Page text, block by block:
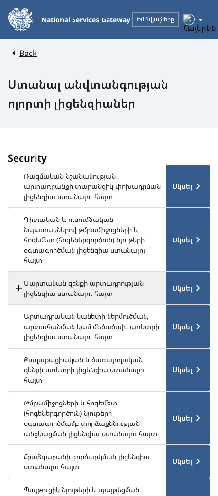
Skip
Main
Content
National Services Gateway Իմ Տվյալները
Back
Ստանալ անվտանգության
ոլորտի լիցենզիաներ
Security
Ռազմական նշանակության
արտադրանքի տարանցիկ փոխադրման
լիցենզիա ստանալու հայտ
Սկսել
Գիտական և ուսումնական
նպատակներով թմրամիջոցների և
հոգեմետ (հոգեներգործուն) նյութերի
օգտագործման լիցենզիա ստանալու
հայտ
Սկսել
Մարտական զենքի արտադրության
լիցենզիա ստանալու հայտ
Սկսել
Արտադրական կանեփի ներմուծման,
արտահանման կամ մեծածախ առևտրի
լիցենզիա ստանալու հայտ
Սկսել
Քաղաքացիական և ծառայողական
զենքի առևտրի լիցենզիա ստանալու
հայտ
Սկսել
Թմրամիջոցների և հոգեմետ
(հոգեներգործուն) նյութերի
օգտագործմամբ փորձաքննության
անցկացման լիցենզիա ստանալու հայտ
Սկսել
Հրաձգարանի գործարկման լիցենզիա
ստանալու հայտ
Սկսել
Պայթուցիկ նյութերի և պայթեցման